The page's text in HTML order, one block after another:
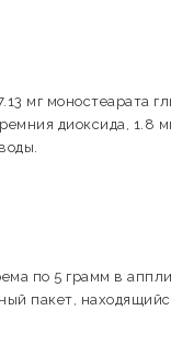
мг моностеарата
диоксида, 1.8
по 5 грамм в
пакет,